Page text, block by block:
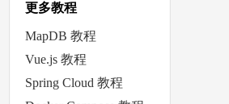
更多教程
MapDB 教程
Vue.js 教程
Spring Cloud 教程